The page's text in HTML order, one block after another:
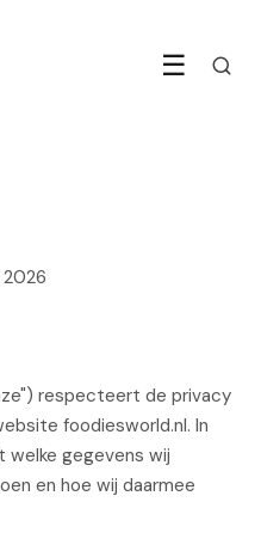
☰
respecteert de privacy
foodiesworld.nl. In
welke gegevens wij
en hoe wij daarmee